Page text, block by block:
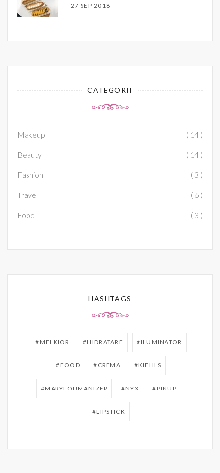
27 SEP 2018
CATEGORII
Makeup ( 14 )
Beauty ( 14 )
Fashion ( 3 )
Travel ( 6 )
Food ( 3 )
HASHTAGS
#MELKIOR #HIDRATARE #ILUMINATOR
#FOOD #CREMA #KIEHLS
#MARYLOUMANIZER #NYX #PINUP
#LIPSTICK